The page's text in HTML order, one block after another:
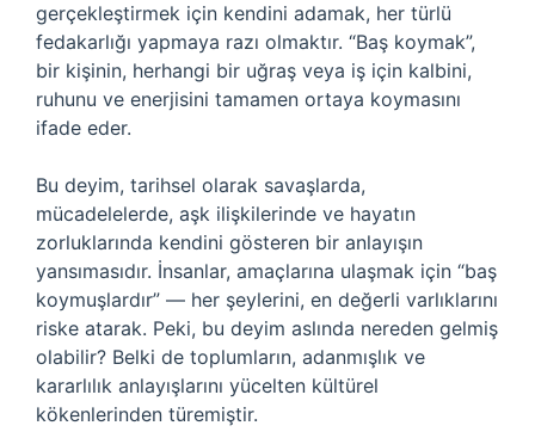
gerçekleştirmek için kendini adamak, her türlü
fedakarlığı yapmaya razı olmaktır. “Baş koymak”,
bir kişinin, herhangi bir uğraş veya iş için kalbini,
ruhunu ve enerjisini tamamen ortaya koymasını
ifade eder.
Bu deyim, tarihsel olarak savaşlarda,
mücadelelerde, aşk ilişkilerinde ve hayatın
zorluklarında kendini gösteren bir anlayışın
yansımasıdır. İnsanlar, amaçlarına ulaşmak için “baş
koymuşlardır” — her şeylerini, en değerli varlıklarını
riske atarak. Peki, bu deyim aslında nereden gelmiş
olabilir? Belki de toplumların, adanmışlık ve
kararlılık anlayışlarını yücelten kültürel
kökenlerinden türemiştir.